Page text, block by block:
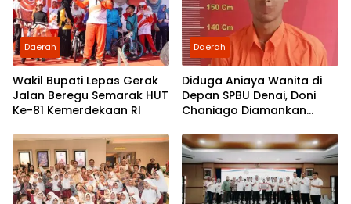
Daerah
Wakil Bupati Lepas Gerak
Jalan Beregu Semarak HUT
Ke-81 Kemerdekaan RI
Daerah
Diduga Aniaya Wanita di
Depan SPBU Denai, Doni
Chaniago Diamankan